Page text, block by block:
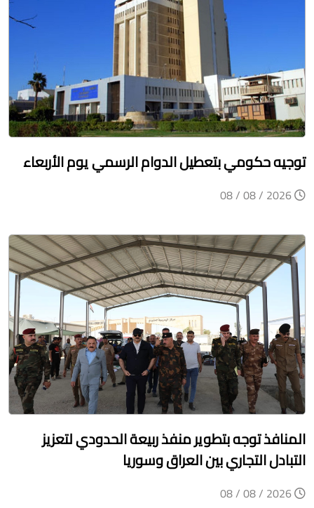
توجيه حكومي بتعطيل الدوام الرسمي يوم الأربعاء
المنافذ توجه بتطوير منفذ ربيعة الحدودي لتعزيز
التبادل التجاري بين العراق وسوريا